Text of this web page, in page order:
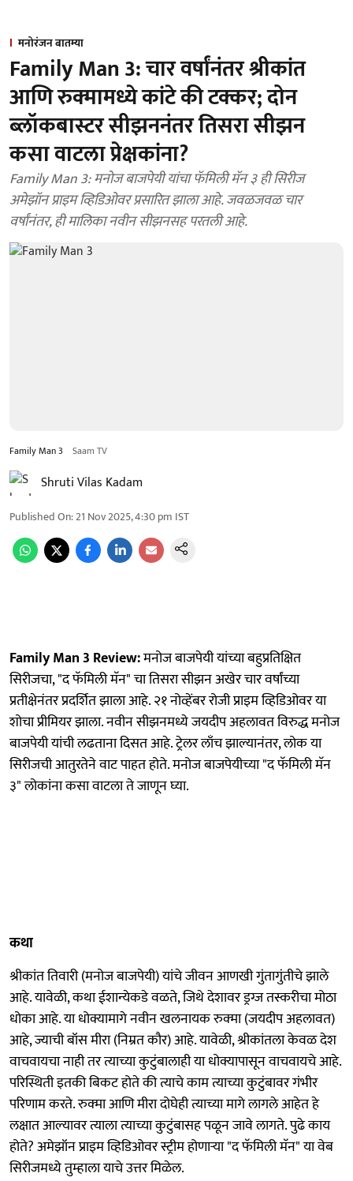
मनोरंजन बातम्या
Family Man 3: चार वर्षांनंतर श्रीकांत
आणि रुक्मामध्ये कांटे की टक्कर; दोन
ब्लॉकबास्टर सीझननंतर तिसरा सीझन
कसा वाटला प्रेक्षकांना?
Family Man 3: मनोज बाजपेयी यांचा फॅमिली मॅन ३ ही सिरीज
अमेझॉन प्राइम व्हिडिओवर प्रसारित झाला आहे. जवळजवळ चार
वर्षांनंतर, ही मालिका नवीन सीझनसह परतली आहे.
Family Man 3 Saam TV
Shruti Vilas Kadam
Published On:21 Nov 2025, 4:30 pm IST
Family Man 3 Review:मनोज बाजपेयी यांच्या बहुप्रतिक्षित
सिरीजचा, "द फॅमिली मॅन" चा तिसरा सीझन अखेर चार वर्षांच्या
प्रतीक्षेनंतर प्रदर्शित झाला आहे. २१ नोव्हेंबर रोजी प्राइम व्हिडिओवर या
शोचा प्रीमियर झाला. नवीन सीझनमध्ये जयदीप अहलावत विरुद्ध मनोज
बाजपेयी यांची लढताना दिसत आहे. ट्रेलर लाँच झाल्यानंतर, लोक या
सिरीजची आतुरतेने वाट पाहत होते. मनोज बाजपेयीच्या "द फॅमिली मॅन
३" लोकांना कसा वाटला ते जाणून घ्या.
कथा
श्रीकांत तिवारी (मनोज बाजपेयी) यांचे जीवन आणखी गुंतागुंतीचे झाले
आहे. यावेळी, कथा ईशान्येकडे वळते, जिथे देशावर ड्रग्ज तस्करीचा मोठा
धोका आहे. या धोक्यामागे नवीन खलनायक रुक्मा (जयदीप अहलावत)
आहे, ज्याची बॉस मीरा (निम्रत कौर) आहे. यावेळी, श्रीकांतला केवळ देश
वाचवायचा नाही तर त्याच्या कुटुंबालाही या धोक्यापासून वाचवायचे आहे.
परिस्थिती इतकी बिकट होते की त्याचे काम त्याच्या कुटुंबावर गंभीर
परिणाम करते. रुक्मा आणि मीरा दोघेही त्याच्या मागे लागले आहेत हे
लक्षात आल्यावर त्याला त्याच्या कुटुंबासह पळून जावे लागते. पुढे काय
होते? अमेझॉन प्राइम व्हिडिओवर स्ट्रीम होणाऱ्या "द फॅमिली मॅन" या वेब
सिरीजमध्ये तुम्हाला याचे उत्तर मिळेल.